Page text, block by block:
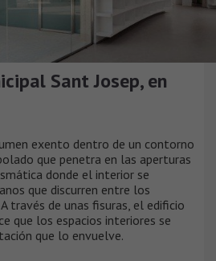
Sant Josep, en
exento dentro de un contorno
que penetra en las aperturas
donde el interior se
que discurren entre los
través de unas fisuras, el edificio
que los espacios interiores se
que lo envuelve.